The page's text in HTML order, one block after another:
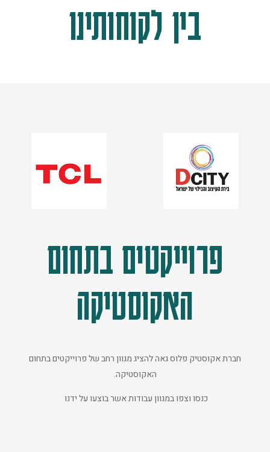
בין לקוחותינו
פרוייקטים בתחום
האקוסטיקה
חברת אקוסטיק פלוס גאה להציג מגוון רחב של פרוייקטים בתחום
האקוסטיקה.
כנסו וצפו במגוון עבודות אשר בוצעו על ידנו